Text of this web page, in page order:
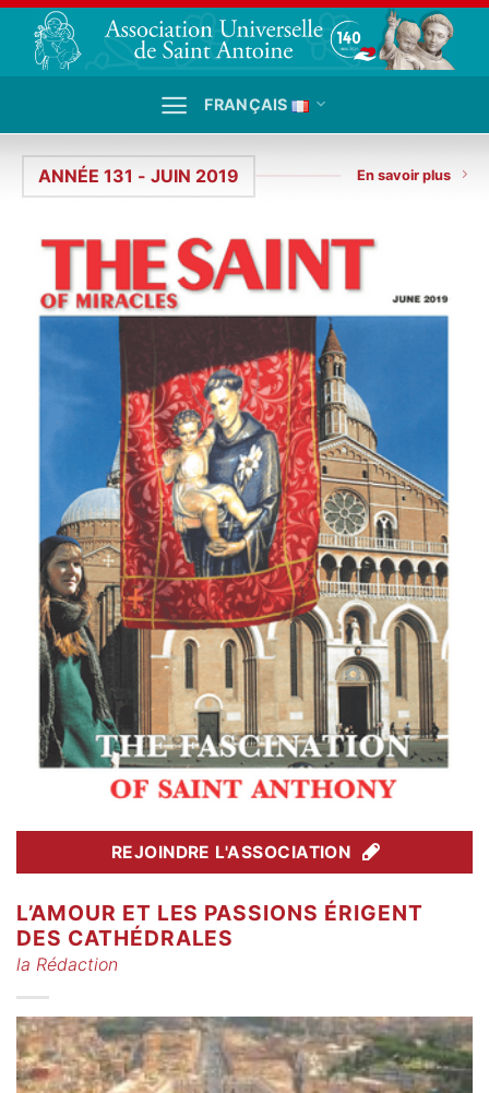
Passer
contenu
FRANÇAIS
ANNÉE 131 - JUIN 2019 En savoir plus
REJOINDRE L'ASSOCIATION
L’AMOUR ET LES PASSIONS ÉRIGENT
DES CATHÉDRALES
la Rédaction